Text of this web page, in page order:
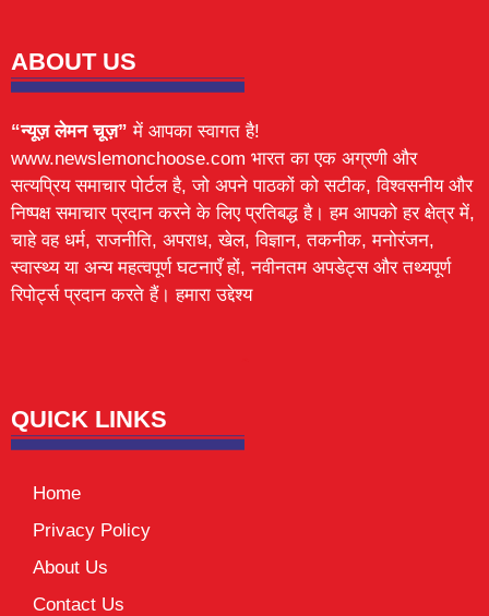
ABOUT US
“न्यूज़ लेमन चूज़” में आपका स्वागत है!
www.newslemonchoose.com भारत का एक अग्रणी और
सत्यप्रिय समाचार पोर्टल है, जो अपने पाठकों को सटीक, विश्वसनीय और
निष्पक्ष समाचार प्रदान करने के लिए प्रतिबद्ध है। हम आपको हर क्षेत्र में,
चाहे वह धर्म, राजनीति, अपराध, खेल, विज्ञान, तकनीक, मनोरंजन,
स्वास्थ्य या अन्य महत्वपूर्ण घटनाएँ हों, नवीनतम अपडेट्स और तथ्यपूर्ण
रिपोर्ट्स प्रदान करते हैं। हमारा उद्देश्य
QUICK LINKS
Home
Privacy Policy
About Us
Contact Us